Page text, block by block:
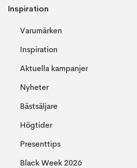
Inspiration
Varumärken
Inspiration
Aktuella kampanjer
Nyheter
Bästsäljare
Högtider
Presenttips
Black Week 2026